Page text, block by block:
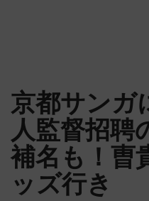
京都サンガ
人監督招聘
補名も！曺
ッズ行き